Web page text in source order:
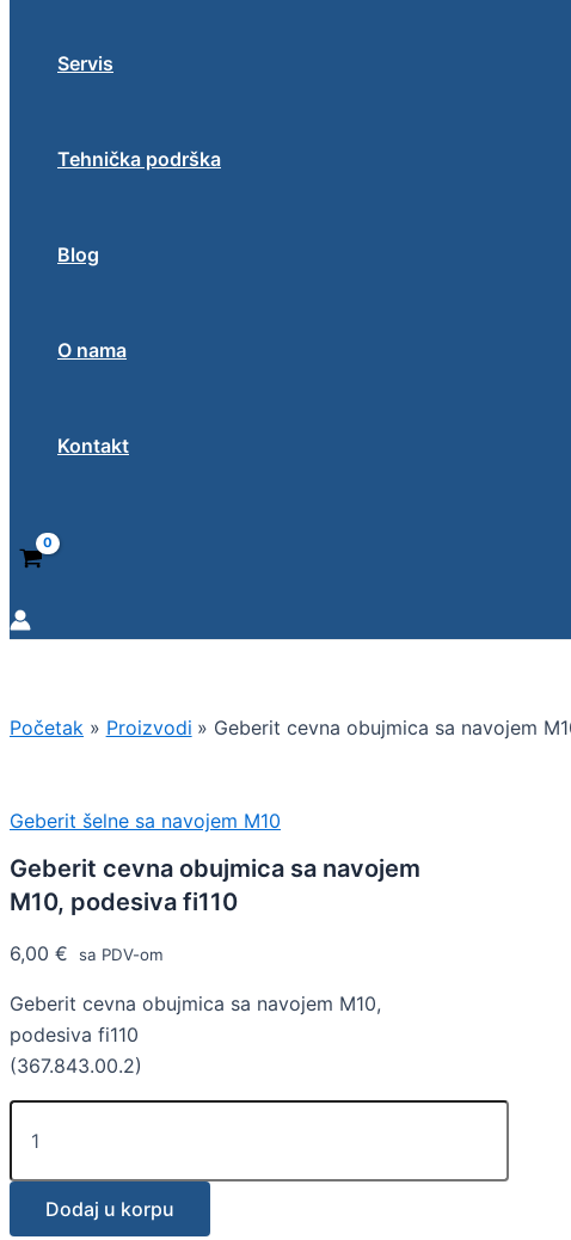
Servis
Tehnička podrška
Blog
O nama
Kontakt
Početak Proizvodi Geberit cevna obujmica sa navojem
Geberit šelne sa navojem M10
Geberit cevna obujmica sa navojem
M10, podesiva fi110
6,00 € sa PDV-om
Geberit cevna obujmica sa navojem M10,
podesiva fi110
(367.843.00.2)
Dodaj u korpu